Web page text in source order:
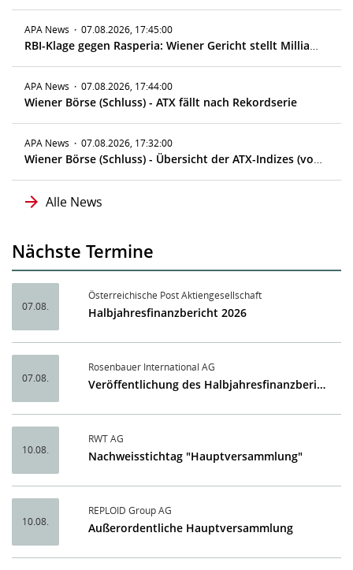
APA News · 07.08.2026, 17:45:00
RBI-Klage gegen Rasperia: Wiener Gericht stellt Milliardenklage zu
APA News · 07.08.2026, 17:44:00
Wiener Börse (Schluss) - ATX fällt nach Rekordserie
APA News · 07.08.2026, 17:32:00
Wiener Börse (Schluss) - Übersicht der ATX-Indizes (vorläufig)
Alle News
Nächste Termine
07.08.
Österreichische Post Aktiengesellschaft
Halbjahresfinanzbericht 2026
07.08.
Rosenbauer International AG
Veröffentlichung des Halbjahresfinanzberichtes 2026
10.08.
RWT AG
Nachweisstichtag "Hauptversammlung"
10.08.
REPLOID Group AG
Außerordentliche Hauptversammlung